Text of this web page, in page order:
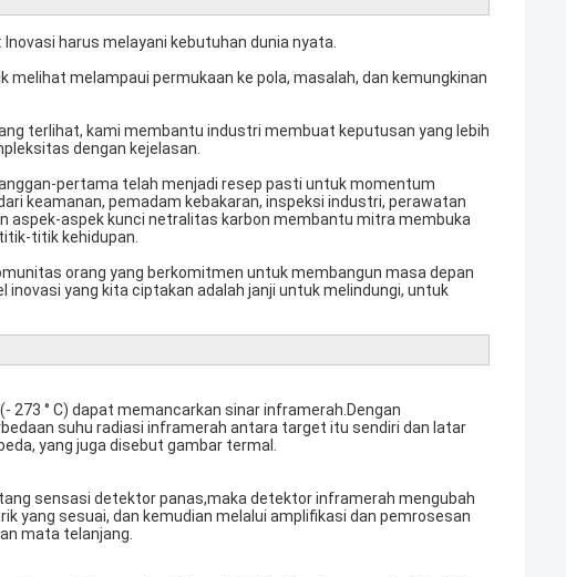
harus melayani kebutuhan dunia nyata.
melampaui permukaan ke pola, masalah, dan kemungkinan
terlihat, kami membantu industri membuat keputusan yang lebih
dengan kejelasan.
pertama telah menjadi resep pasti untuk momentum
keamanan, pemadam kebakaran, inspeksi industri, perawatan
aspek-aspek kunci netralitas karbon membantu mitra membuka
titik kehidupan.
orang yang berkomitmen untuk membangun masa depan
yang kita ciptakan adalah janji untuk melindungi, untuk
273 ° C) dapat memancarkan sinar inframerah.Dengan
suhu radiasi inframerah antara target itu sendiri dan latar
yang juga disebut gambar termal.
sensasi detektor panas,maka detektor inframerah mengubah
yang sesuai, dan kemudian melalui amplifikasi dan pemrosesan
mata telanjang.